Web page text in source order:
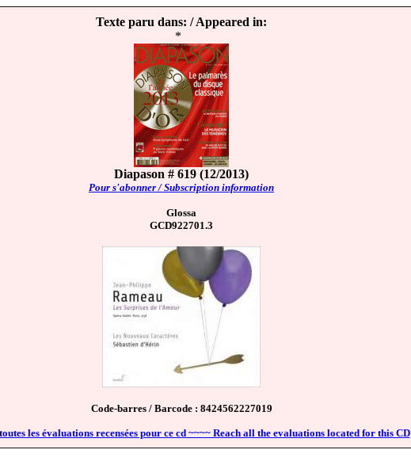
Texte paru dans: / Appeared in:
*
Diapason # 619 (12/2013)
Pour s'abonner / Subscription information
Glossa
GCD922701.3
Code-barres / Barcode : 8424562227019
les évaluations recensées pour ce cd ~~~~ Reach all the evaluations located for this CD